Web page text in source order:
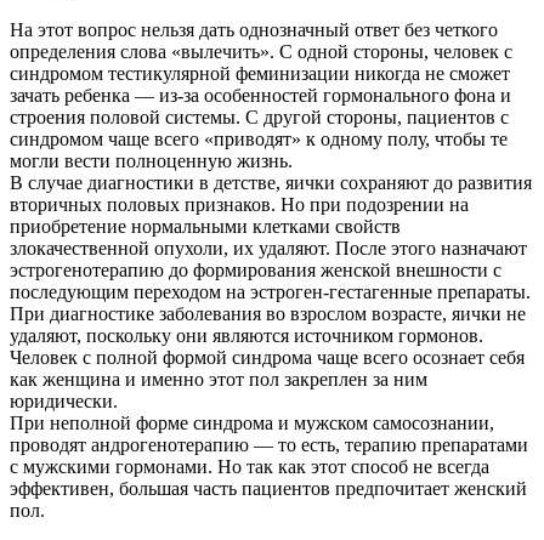
На этот вопрос нельзя дать однозначный ответ без четкого
определения слова «вылечить». С одной стороны, человек с
синдромом тестикулярной феминизации никогда не сможет
зачать ребенка — из-за особенностей гормонального фона и
строения половой системы. С другой стороны, пациентов с
синдромом чаще всего «приводят» к одному полу, чтобы те
могли вести полноценную жизнь.
В случае диагностики в детстве, яички сохраняют до развития
вторичных половых признаков. Но при подозрении на
приобретение нормальными клетками свойств
злокачественной опухоли, их удаляют. После этого назначают
эстрогенотерапию до формирования женской внешности с
последующим переходом на эстроген-гестагенные препараты.
При диагностике заболевания во взрослом возрасте, яички не
удаляют, поскольку они являются источником гормонов.
Человек с полной формой синдрома чаще всего осознает себя
как женщина и именно этот пол закреплен за ним
юридически.
При неполной форме синдрома и мужском самосознании,
проводят андрогенотерапию — то есть, терапию препаратами
с мужскими гормонами. Но так как этот способ не всегда
эффективен, большая часть пациентов предпочитает женский
пол.